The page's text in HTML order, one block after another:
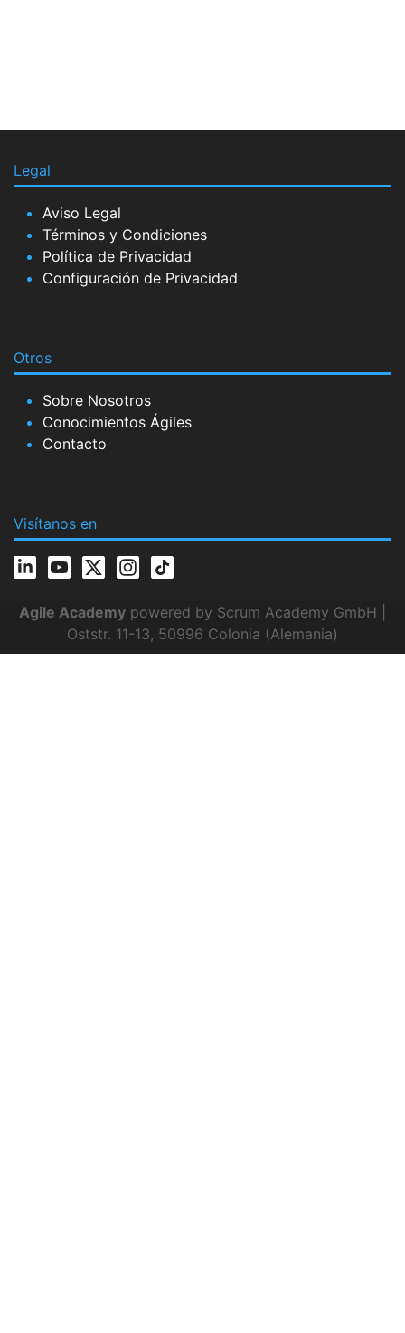
Legal
Aviso Legal
Términos y Condiciones
Política de Privacidad
Configuración de Privacidad
Otros
Sobre Nosotros
Conocimientos Ágiles
Contacto
Visítanos en
Agile Academy powered by Scrum Academy GmbH |
Oststr. 11-13, 50996 Colonia (Alemania)